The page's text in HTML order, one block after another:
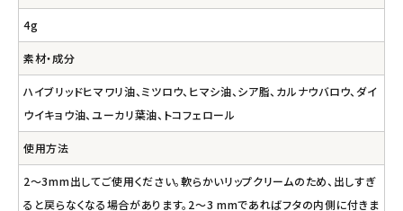
4g
素材・成分
ハイブリッドヒマワリ油、ミツロウ、ヒマシ油、シア脂、カルナウバロウ、ダイ
ウイキョウ油、ユーカリ葉油、トコフェロール
使用方法
2～3mm出してご使用ください。軟らかいリップクリームのため、出しすぎ
ると戻らなくなる場合があります。2～3 mmであればフタの内側に付きま